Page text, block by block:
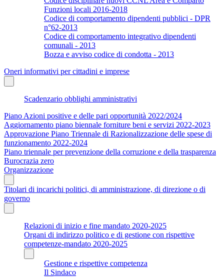
Funzioni locali 2016-2018
Codice di comportamento dipendenti pubblici - DPR
n°62-2013
Codice di comportamento integrativo dipendenti
comunali - 2013
Bozza e avviso codice di condotta - 2013
Oneri informativi per cittadini e imprese
Scadenzario obblighi amministrativi
Piano Azioni positive e delle pari opportunità 2022/2024
Aggiornamento piano biennale forniture beni e servizi 2022-2023
Approvazione Piano Triennale di Razionalizzazione delle spese di
funzionamento 2022-2024
Piano triennale per prevenzione della corruzione e della trasparenza
Burocrazia zero
Organizzazione
Titolari di incarichi politici, di amministrazione, di direzione o di
governo
Relazioni di inizio e fine mandato 2020-2025
Organi di indirizzo politico e di gestione con rispettive
competenze-mandato 2020-2025
Gestione e rispettive competenza
Il Sindaco